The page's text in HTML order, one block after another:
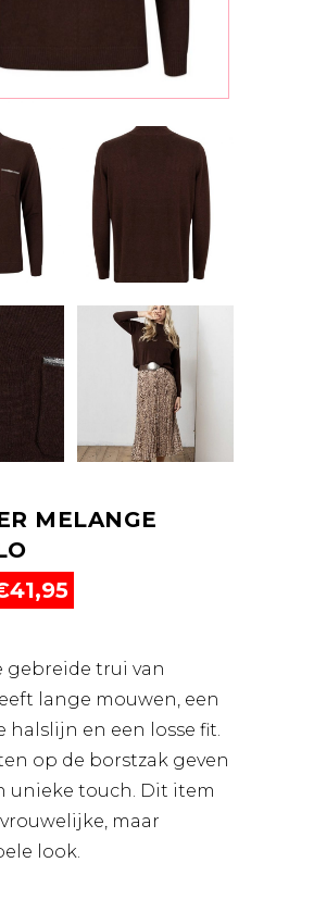
MELANGE
41,95
prijs
€41,95.
gebreide trui van
lange mouwen, een
halslijn en een losse fit.
op de borstzak geven
unieke touch. Dit item
maar
look.